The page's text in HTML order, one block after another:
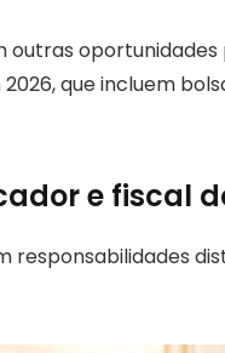
outras
que incluem
e fiscal
responsabilidades